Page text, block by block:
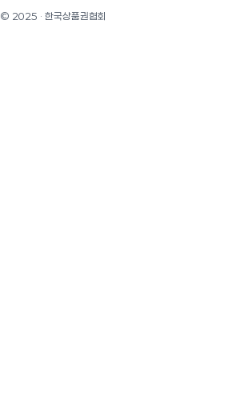
© 2025 · 한국상품권협회